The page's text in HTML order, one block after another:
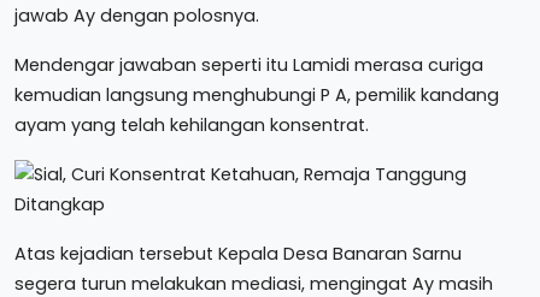
jawab Ay dengan polosnya.
Mendengar jawaban seperti itu Lamidi merasa curiga
kemudian langsung menghubungi P A, pemilik kandang
ayam yang telah kehilangan konsentrat.
Atas kejadian tersebut Kepala Desa Banaran Sarnu
segera turun melakukan mediasi, mengingat Ay masih